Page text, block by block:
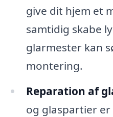
give dit hjem et
samtidig skabe
glarmester kan
montering.
Reparation af
og glaspartier